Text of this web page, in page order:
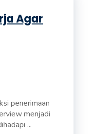
Agar
penerimaan
menjadi
...